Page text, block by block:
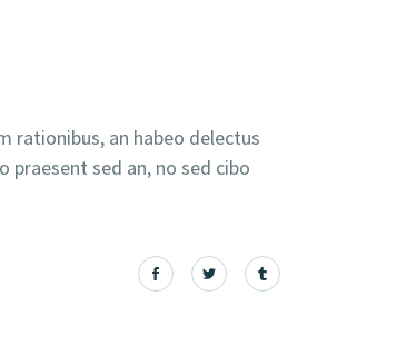
rationibus, an habeo delectus
sed an, no sed cibo